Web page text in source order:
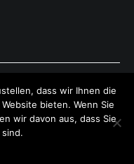
. All rights reserved.
byWordPress .
dass wir Ihnen die
bieten. Wenn Sie
wir davon aus, dass Sie